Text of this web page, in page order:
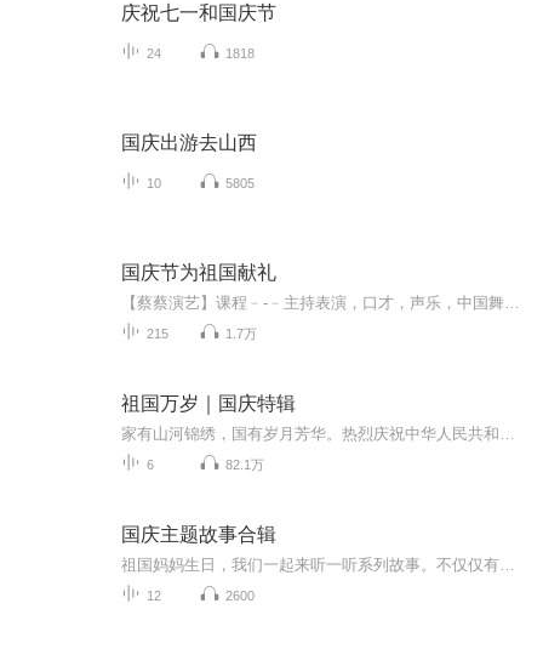
庆祝七一和国庆节
24 1818
国庆出游去山西
10 5805
国庆节为祖国献礼
215 1.7万
祖国万岁｜国庆特辑
6 82.1万
国庆主题故事合辑
12 2600